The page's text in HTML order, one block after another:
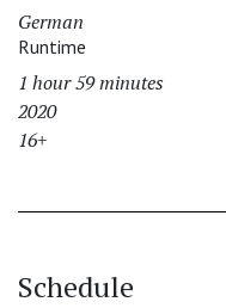
German
Runtime
1 hour 59 minutes
2020
16+
Schedule